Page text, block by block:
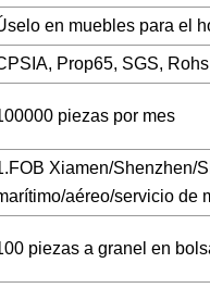
en muebles para el
Prop65, SGS, Rohs
piezas por mes
Xiamen/Shenzhen/
aéreo/servicio de
piezas a granel en